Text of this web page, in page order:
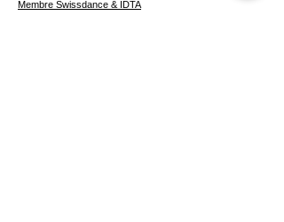
Membre Swissdance & IDTA